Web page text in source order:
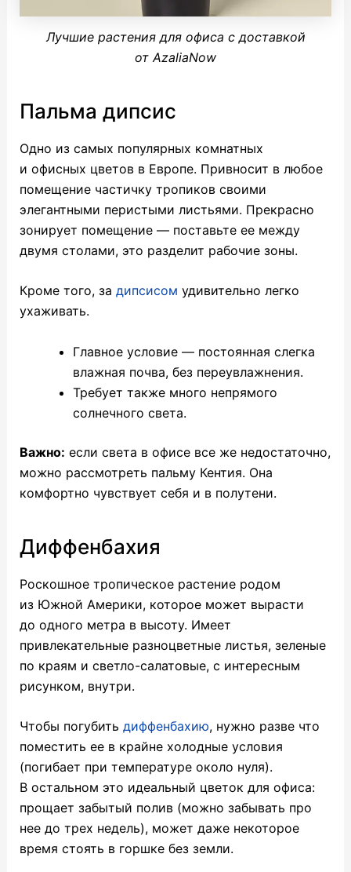
Лучшие растения для офиса с доставкой
от AzaliaNow
Пальма дипсис
Одно из самых популярных комнатных
и офисных цветов в Европе. Привносит в любое
помещение частичку тропиков своими
элегантными перистыми листьями. Прекрасно
зонирует помещение — поставьте ее между
двумя столами, это разделит рабочие зоны.
Кроме того, за дипсисом удивительно легко
ухаживать.
Главное условие — постоянная слегка
влажная почва, без переувлажнения.
Требует также много непрямого
солнечного света.
Важно: если света в офисе все же недостаточно,
можно рассмотреть пальму Кентия. Она
комфортно чувствует себя и в полутени.
Диффенбахия
Роскошное тропическое растение родом
из Южной Америки, которое может вырасти
до одного метра в высоту. Имеет
привлекательные разноцветные листья, зеленые
по краям и светло-салатовые, с интересным
рисунком, внутри.
Чтобы погубить диффенбахию, нужно разве что
поместить ее в крайне холодные условия
(погибает при температуре около нуля).
В остальном это идеальный цветок для офиса:
прощает забытый полив (можно забывать про
нее до трех недель), может даже некоторое
время стоять в горшке без земли.